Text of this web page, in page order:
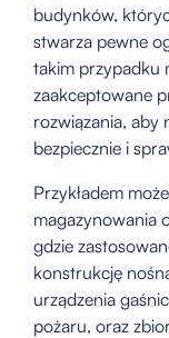
budynków,
stwarza pewne
takim przypadku
zaakceptowane
rozwiązania, aby
bezpiecznie i
Przykładem
magazynowania
gdzie
konstrukcję
urządzenia
pożaru, oraz